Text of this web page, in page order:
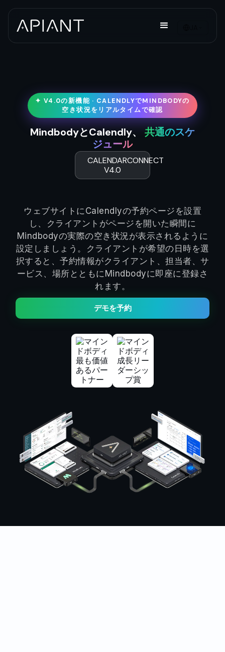
✦ V4.0の新機能 · CALENDLYでMINDBODYの
空き状況をリアルタイムで確認
MindbodyとCalendly、 共通のスケ
ジュール
CALENDARCONNECT
V4.0
ウェブサイトにCalendlyの予約ページを設置
し、クライアントがページを開いた瞬間に
Mindbodyの実際の空き状況が表示されるように
設定しましょう。クライアントが希望の日時を選
択すると、予約情報がクライアント、担当者、サ
ービス、場所とともにMindbodyに即座に登録さ
れます。
デモを予約